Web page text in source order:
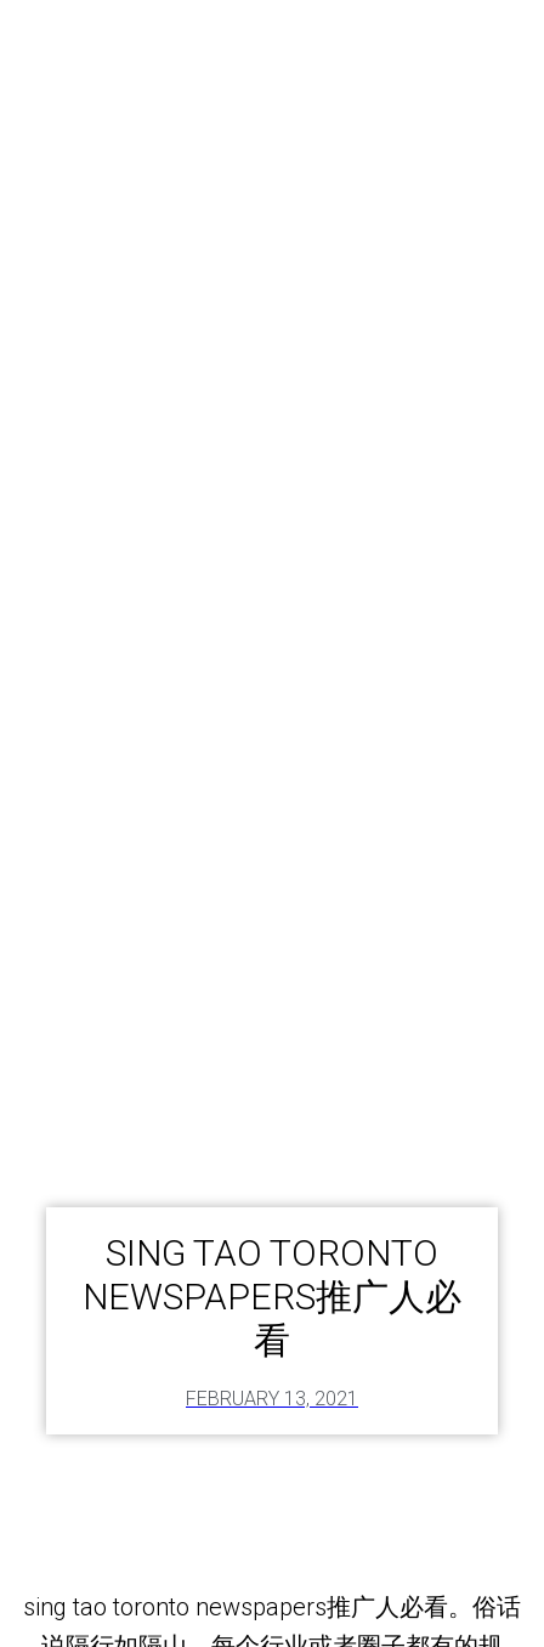
SING TAO TORONTO
NEWSPAPERS推广人必
看
FEBRUARY 13, 2021
sing tao toronto newspapers推广人必看。俗话